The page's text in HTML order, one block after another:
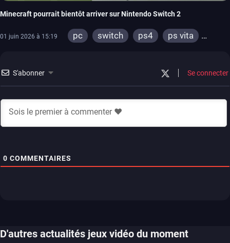
Minecraft pourrait bientôt arriver sur Nintendo Switch 2
01 juin 2026 à 15:19 pc switch ps4
ps vita
S'abonner Se connecter
0 COMMENTAIRES
D'autres actualités jeux vidéo du moment